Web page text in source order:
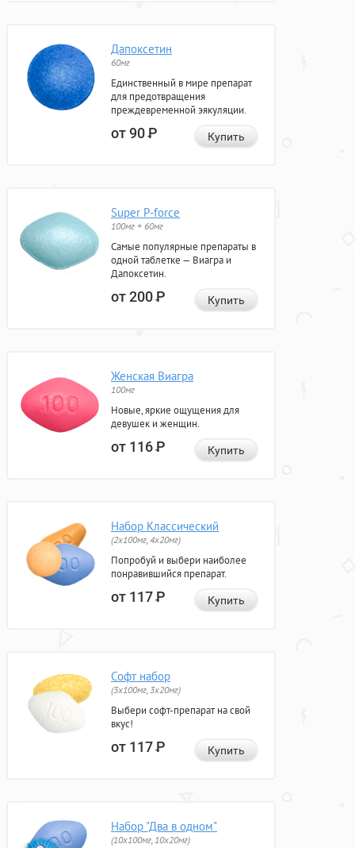
Дапоксетин
60мг
Единственный в мире препарат
для предотвращения
преждевременной эякуляции.
от 90Р Купить
Super P-force
100мг + 60мг
Самые популярные препараты в
одной таблетке — Виагра и
Дапоксетин.
от 200Р Купить
Женская Виагра
100мг
Новые, яркие ощущения для
девушек и женщин.
от 116Р Купить
Набор Классический
(2x100мг, 4x20мг)
Попробуй и выбери наиболее
понравившийся препарат.
от 117Р Купить
Софт набор
(3x100мг, 3x20мг)
Выбери софт-препарат на свой
вкус!
от 117Р Купить
Набор "Два в одном"
(10x100мг, 10x20мг)